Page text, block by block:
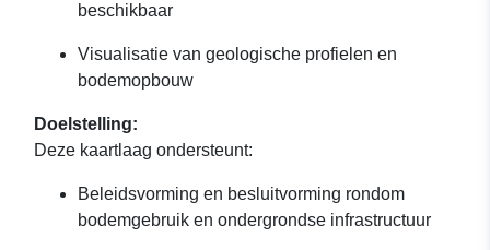
beschikbaar
Visualisatie van geologische profielen en
bodemopbouw
Doelstelling:
Deze kaartlaag ondersteunt:
Beleidsvorming en besluitvorming rondom
bodemgebruik en ondergrondse infrastructuur